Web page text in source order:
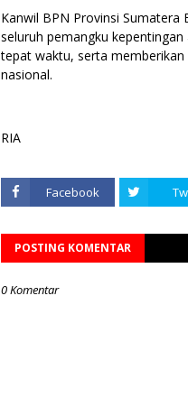
Kanwil BPN Provinsi
seluruh pemangku
tepat waktu, serta
nasional.
RIA
Facebook
POSTING KOMENTAR
0 Komentar